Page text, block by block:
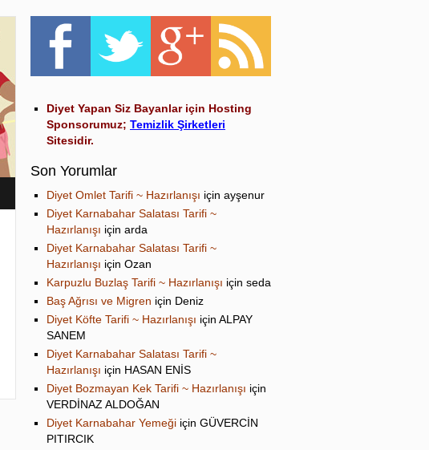
Diyet Yapan Siz Bayanlar için Hosting
Sponsorumuz; Temizlik Şirketleri
Sitesidir.
Son Yorumlar
Diyet Omlet Tarifi ~ Hazırlanışı için ayşenur
Diyet Karnabahar Salatası Tarifi ~
Hazırlanışı için arda
Diyet Karnabahar Salatası Tarifi ~
Hazırlanışı için Ozan
Karpuzlu Buzlaş Tarifi ~ Hazırlanışı için seda
Baş Ağrısı ve Migren için Deniz
Diyet Köfte Tarifi ~ Hazırlanışı için ALPAY
SANEM
Diyet Karnabahar Salatası Tarifi ~
Hazırlanışı için HASAN ENİS
Diyet Bozmayan Kek Tarifi ~ Hazırlanışı için
VERDİNAZ ALDOĞAN
Diyet Karnabahar Yemeği için GÜVERCİN
PITIRCIK